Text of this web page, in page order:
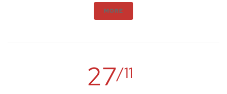
MORE
27/11